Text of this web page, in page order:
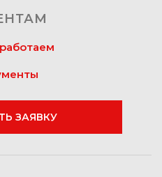
ЗАЯВКУ